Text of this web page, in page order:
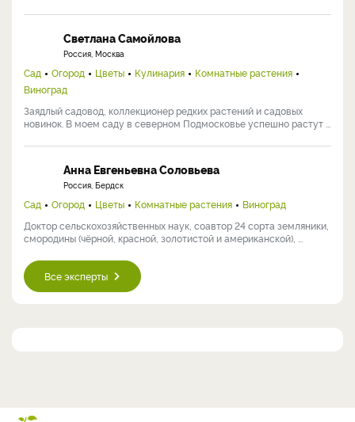
Светлана Самойлова
Россия, Москва
Сад Огород Цветы Кулинария
Комнатные растения
Виноград
Заядлый садовод, коллекционер редких растений и садовых
новинок. В моем саду в северном Подмосковье успешно растут ...
Анна Евгеньевна Соловьева
Россия, Бердск
Сад Огород Цветы Комнатные растения
Виноград
Доктор сельскохозяйственных наук, соавтор 24 сорта земляники,
смородины (чёрной, красной, золотистой и американской), ...
Все эксперты